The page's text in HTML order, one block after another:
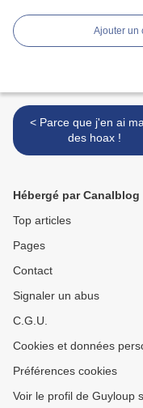
Ajouter un
< Parce que j'en ai marre
des hoax !
Hébergé par Canalblog
Top articles
Pages
Contact
Signaler un abus
C.G.U.
Cookies et données
Préférences cookies
Voir le profil de Guyloup